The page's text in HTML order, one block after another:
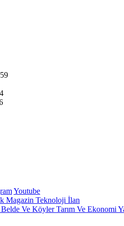
Youtube
Magazin Teknoloji İlan
Belde Ve KöylerTarım Ve Ekonomi